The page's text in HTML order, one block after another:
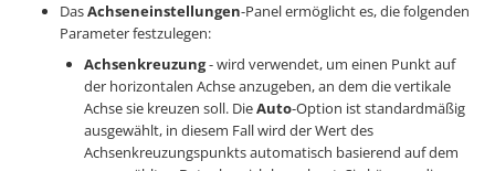
DasAchseneinstellungen-Panel ermöglicht es, die folgenden
Parameter festzulegen:
Achsenkreuzung- wird verwendet, um einen Punkt auf
der horizontalen Achse anzugeben, an dem die vertikale
Achse sie kreuzen soll. DieAuto-Option ist standardmäßig
ausgewählt, in diesem Fall wird der Wert des
Achsenkreuzungspunkts automatisch basierend auf dem